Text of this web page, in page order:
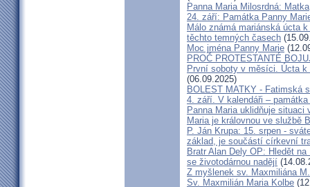
Panna Maria Milosrdná:
24. září: Památka Panny
Málo známá mariánská úcta
těchto temných časech
Moc jména Panny Marie
PROČ PROTESTANTÉ
První soboty v měsíci. Úcta k
(06.09.2025)
BOLEST MATKY - Fatimská
4. září. V kalendáři –
Panna Maria uklidňuje situaci
Maria je královnou ve službě
P. Ján Krupa: 15. srpen -
základ, je součástí církevní
Bratr Alan Dely OP: Hledět
se životodárnou nadějí
Z myšlenek sv. Maxmiliána
Sv. Maxmilián Maria Kolbe